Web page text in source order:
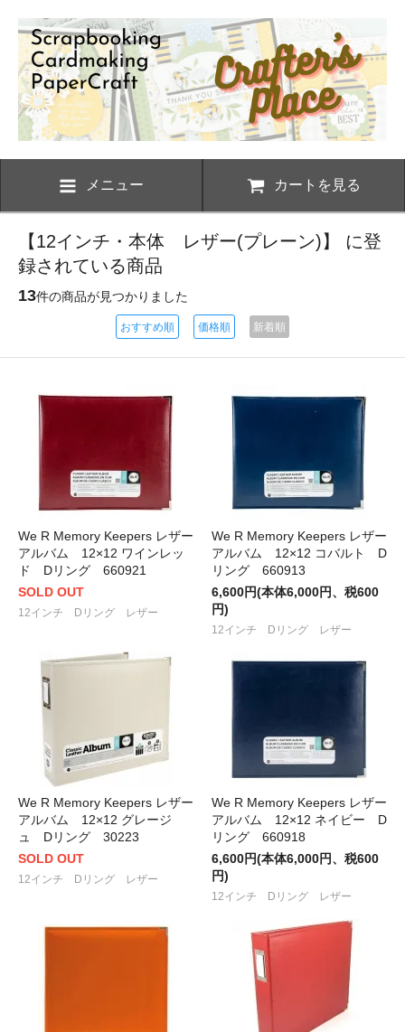
メニュー カートを見る
【12インチ・本体 レザー(プレーン)】 に登
録されている商品
13件の商品が見つかりました
おすすめ順 価格順 新着順
We R Memory Keepers レザー
アルバム 12×12 ワインレッ
ド Dリング 660921
SOLD OUT
12インチ Dリング レザー
We R Memory Keepers レザー
アルバム 12×12 コバルト D
リング 660913
6,600円(本体6,000円、税600
円)
12インチ Dリング レザー
We R Memory Keepers レザー
アルバム 12×12 グレージ
ュ Dリング 30223
SOLD OUT
12インチ Dリング レザー
We R Memory Keepers レザー
アルバム 12×12 ネイビー D
リング 660918
6,600円(本体6,000円、税600
円)
12インチ Dリング レザー